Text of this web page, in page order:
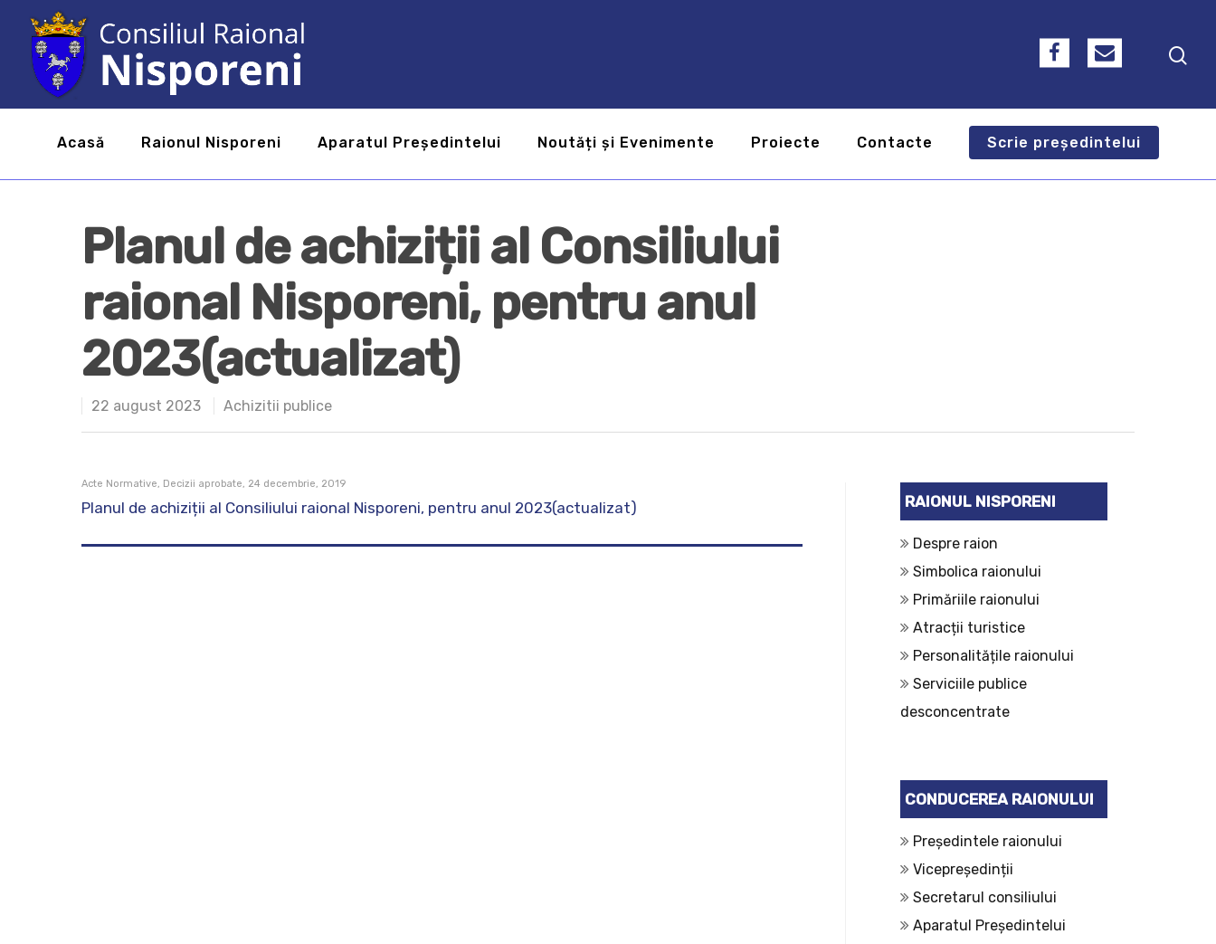
Acasă Raionul Nisporeni Aparatul Președintelui Noutăți și Evenimente Proiecte Contacte Scrie președintelui
Planul de achiziții al Consiliului
raional Nisporeni, pentru anul
2023(actualizat)
22 august 2023 Achizitii publice
Acte Normative, Decizii aprobate, 24 decembrie, 2019
Planul de achiziții al Consiliului raional Nisporeni, pentru anul 2023(actualizat) RAIONUL NISPORENI
Despre raion
Simbolica raionului
Primăriile raionului
Atracții turistice
Personalitățile raionului
Serviciile publice
desconcentrate
CONDUCEREA RAIONULUI
Președintele raionului
Vicepreședinții
Secretarul consiliului
Aparatul Președintelui